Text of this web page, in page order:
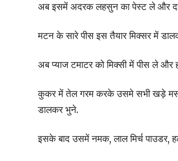
अब इसमें अदरक लहसुन का पेस्ट ले और
मटन के सारे पीस इस तैयार मिक्सर में
अब प्याज टमाटर को मिक्सी में पीस ले और
कुकर में तेल गरम करके उसमे सभी खड़े मसाले
डालकर भुने.
इसके बाद उसमें नमक, लाल मिर्च पाउडर,